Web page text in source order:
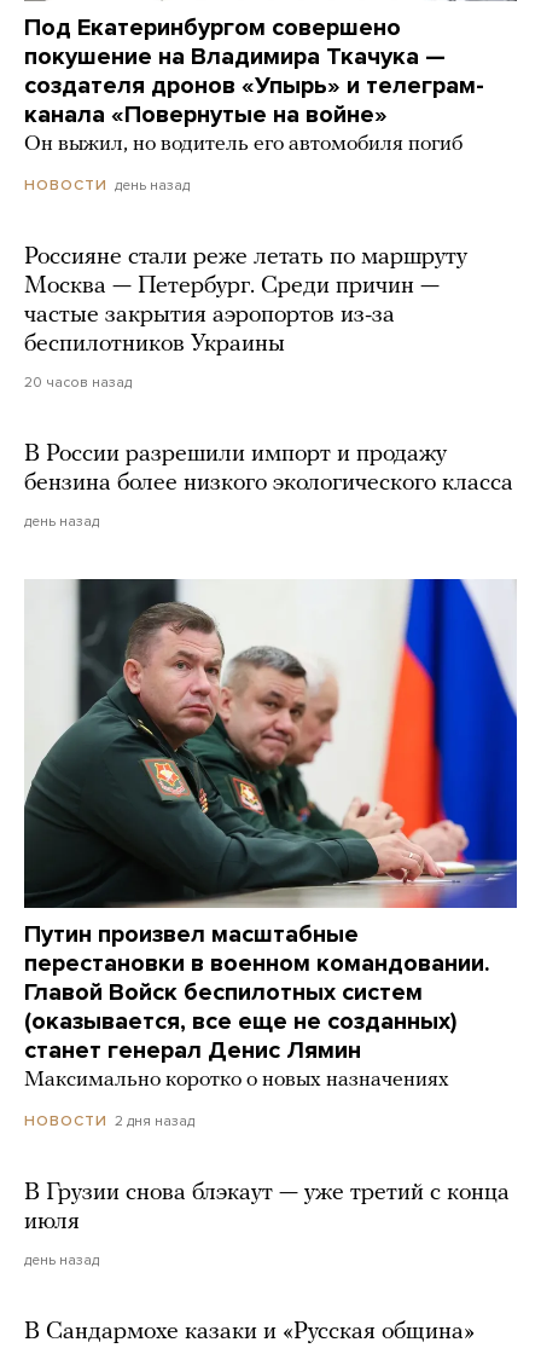
Под Екатеринбургом совершено
покушение на Владимира Ткачука —
создателя дронов «Упырь» и телеграм-
канала «Повернутые на войне»
Он выжил, но водитель его автомобиля погиб
НОВОСТИ день назад
Россияне стали реже летать по маршруту
Москва — Петербург. Среди причин —
частые закрытия аэропортов из-за
беспилотников Украины
20 часов назад
В России разрешили импорт и продажу
бензина более низкого экологического класса
день назад
Путин произвел масштабные
перестановки в военном командовании.
Главой Войск беспилотных систем
(оказывается, все еще не созданных)
станет генерал Денис Лямин
Максимально коротко о новых назначениях
НОВОСТИ 2 дня назад
В Грузии снова блэкаут — уже третий с конца
июля
день назад
В Сандармохе казаки и «Русская община»